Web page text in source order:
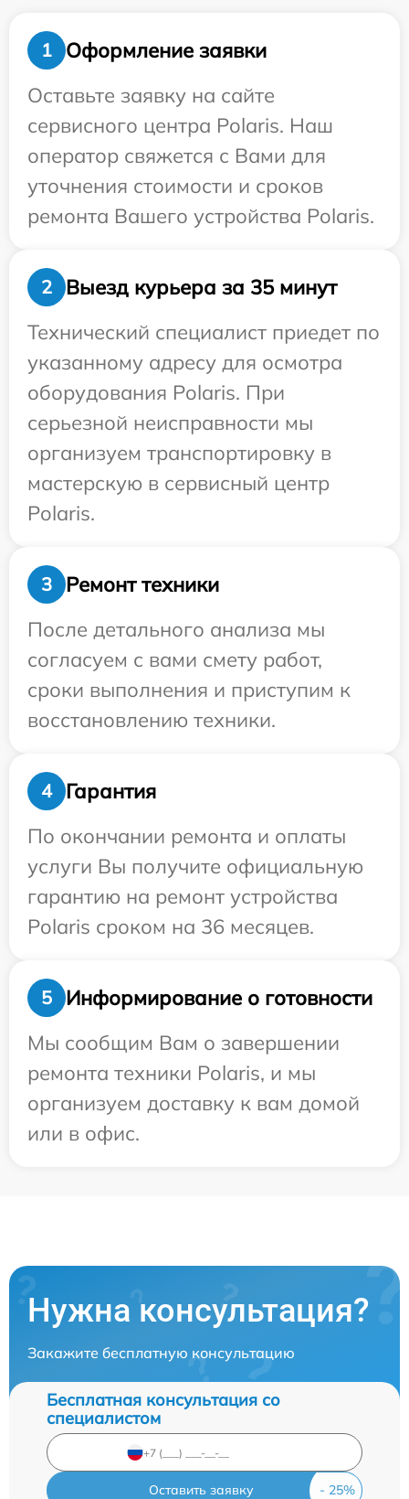
1
Оформление заявки
Оставьте заявку на сайте
сервисного центра Polaris. Наш
оператор свяжется с Вами для
уточнения стоимости и сроков
ремонта Вашего устройства Polaris.
2
Выезд курьера за 35 минут
Технический специалист приедет по
указанному адресу для осмотра
оборудования Polaris. При
серьезной неисправности мы
организуем транспортировку в
мастерскую в сервисный центр
Polaris.
3
Ремонт техники
После детального анализа мы
согласуем с вами смету работ,
сроки выполнения и приступим к
восстановлению техники.
4
Гарантия
По окончании ремонта и оплаты
услуги Вы получите официальную
гарантию на ремонт устройства
Polaris сроком на 36 месяцев.
5
Информирование о готовности
Мы сообщим Вам о завершении
ремонта техники Polaris, и мы
организуем доставку к вам домой
или в офис.
Нужна консультация?
Закажите бесплатную консультацию
Бесплатная консультация со
специалистом
Оставить заявку